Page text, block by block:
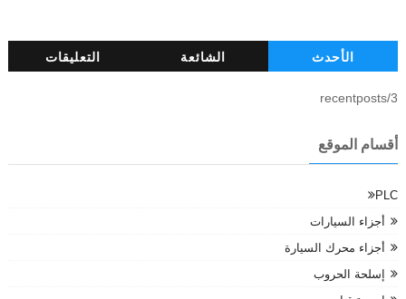
الأحدث الشائعة التعليقات
3/recentposts
أقسام الموقع
PLC
أجزاء السيارات
أجزاء محرك السيارة
إسلحة الحروب